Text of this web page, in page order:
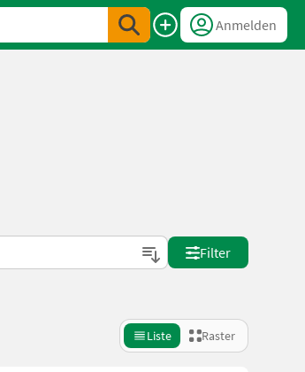
Anmelden
Filter
Liste Raster